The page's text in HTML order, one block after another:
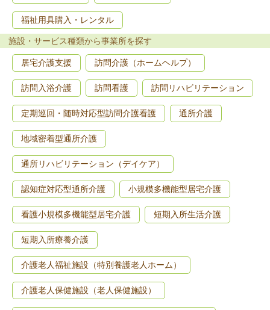
福祉用具購入・レンタル
施設・サービス種類から事業所を探す
居宅介護支援 訪問介護（ホームヘルプ）
訪問入浴介護 訪問看護 訪問リハビリテーション
定期巡回・随時対応型訪問介護看護 通所介護
地域密着型通所介護
通所リハビリテーション（デイケア）
認知症対応型通所介護 小規模多機能型居宅介護
看護小規模多機能型居宅介護 短期入所生活介護
短期入所療養介護
介護老人福祉施設（特別養護老人ホーム）
介護老人保健施設（老人保健施設）